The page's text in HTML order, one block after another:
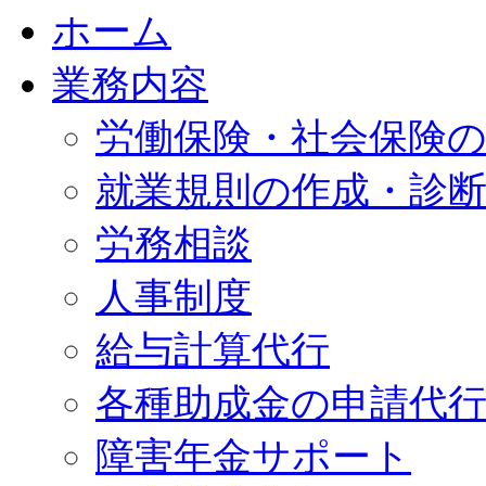
ホーム
業務内容
労働保険・社会保険
就業規則の作成・診断
労務相談
人事制度
給与計算代行
各種助成金の申請代行
障害年金サポート